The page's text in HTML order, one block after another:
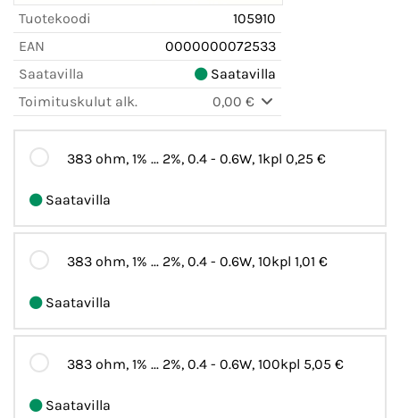
Tuotekoodi
105910
EAN
0000000072533
Saatavilla
Saatavilla
Toimituskulut alk.
0,00 €
383 ohm, 1% ... 2%, 0.4 - 0.6W, 1kpl 0,25 €
Saatavilla
383 ohm, 1% ... 2%, 0.4 - 0.6W, 10kpl 1,01 €
Saatavilla
383 ohm, 1% ... 2%, 0.4 - 0.6W, 100kpl 5,05 €
Saatavilla